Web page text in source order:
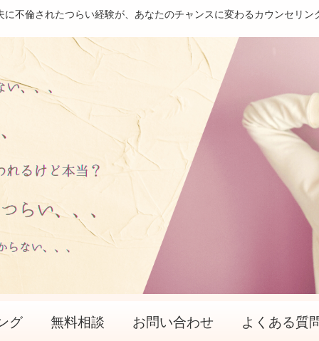
に不倫されたつらい経験が、あなたのチャンスに変わるカウンセリン
グ 無料相談 お問い合わせ よくある質